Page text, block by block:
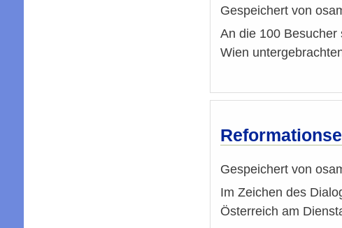
Gespeichert von
An die 100 Besucher
Wien
Gespeichert von
Im Zeichen des
Österreich am